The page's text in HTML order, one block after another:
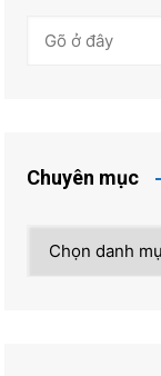
Chuyên mục
mục